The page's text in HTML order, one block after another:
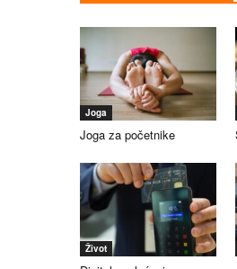
Joga
Joga za početnike
Život